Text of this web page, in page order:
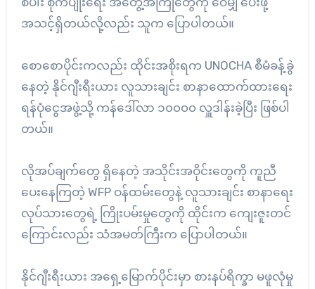
အသင့်ရှိတယ်လို့လည်း သူက ပြောပါတယ်။
စောစောပိုင်းကလည်း ထိုင်းအစိုးရက UNOCHA စီမံခန့်ခွဲ
နေတဲ့ နိုင်ဂျီးရီးယား လူသားချင်း စာနာထောက်ထားရေး
ရန်ပုံငွေအဖွဲ့သို့ ကန်ဒေါ်လာ ၁၀၀၀၀ လှူဒါန်းခဲ့ပြီး ဖြစ်ပါ
တယ်။
လိုအပ်ချက်တွေ ရှိနေတဲ့ အသိုင်းအဝိုင်းတွေကို ကူညီ
ပေးနေကြတဲ့ WFP ဝန်ထမ်းတွေနဲ့ လူသားချင်း စာနာရေး
လုပ်သားတွေရဲ့ ကြိုးပမ်းမှုတွေကို ထိုင်းက ကျေးဇူးတင်
ကြောင်းလည်း သံအမတ်ကြီးက ပြောပါတယ်။
နိုင်ဂျီးရီးယား အရှေ့မြောက်ပိုင်းမှာ စားနပ်ရိက္ခာ မဖူလုံမှု